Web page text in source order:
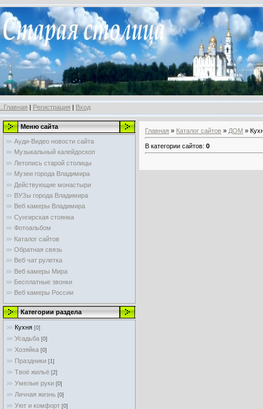
..Главная | Регистрация | Вход
Меню сайта
Ауди-Видео новости сайта
Музыкальный калейдоскоп
Летопись старой столицы
Музеи города Владимира
Действующие монастыри
ВУЗы города Владимира
Веб камеры Владимира
Сунгирская стоянка
Фотоальбом
Каталог сайтов
Обратная связь
Веб чат рулетка
Веб камеры Мира
Бесплатные звонки
Веб камеры России
Категории раздела
Кухня [0]
Усадьба [0]
Хозяйка [0]
Праздники [1]
Твоё жильё [2]
Умелые руки [0]
Личная жизнь [0]
Уют и комфорт [0]
Главная » Каталог сайтов » ДОМ »
В категории сайтов: 0